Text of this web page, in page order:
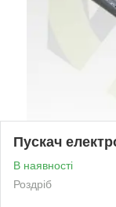
Пускач
В наявності
Роздріб